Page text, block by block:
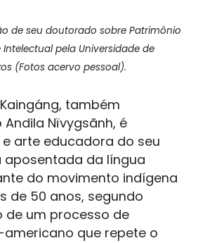
de seu doutorado sobre Patrimônio
pela Universidade de
(Fotos acervo pessoal).
também
Nïvygsãnh, é
arte educadora do seu
aposentada da língua
do movimento indígena
de 50 anos, segundo
de um processo de
que repete o